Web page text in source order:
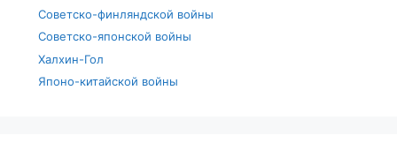
Советско-финляндской войны
Советско-японской войны
Халхин-Гол
Японо-китайской войны